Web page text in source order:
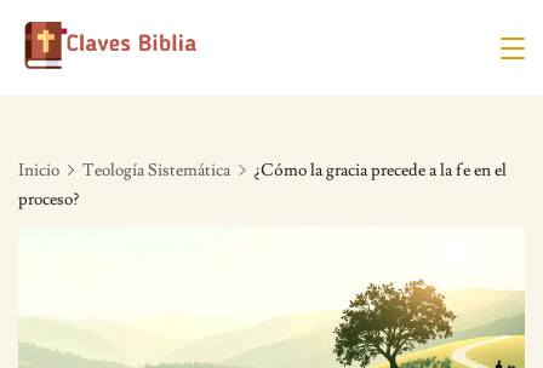
Skip
Inicio Teología Sistemática
¿Cómo la gracia precede a la fe en el
proceso?